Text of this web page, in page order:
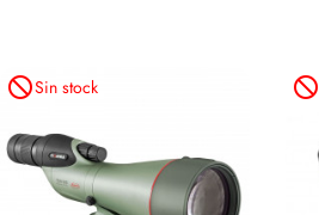
not_interestedSin stock not_interested